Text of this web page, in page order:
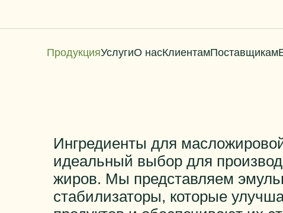
ПродукцияУслугиО насКлиентамПоставщикам
Ингредиенты для
идеальный выбор для
жиров. Мы представляем
стабилизаторы, которые